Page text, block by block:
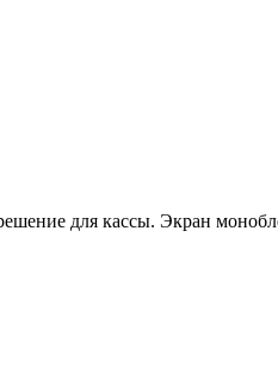
для кассы. Экран